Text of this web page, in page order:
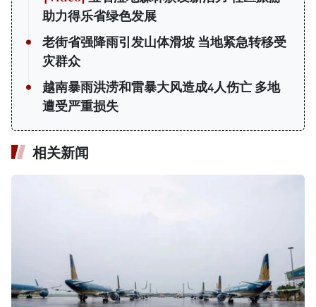
助力得乐省绿色发展
老街省强降雨引发山体滑坡 当地紧急转移受
灾群众
越南暴雨洪涝和雷暴大风造成4人伤亡 多地
遭受严重损失
相关新闻